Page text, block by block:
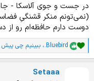
در جست و جوی آلاسکا -
(نمی‌تونم منکر قشنگی‌ِ
دوست‌ دارم حافظه‌ام رو از
ا
م
ت
.Bluebird، ببینیم چی پیش
Setaaa